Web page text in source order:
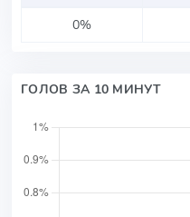
0%
ГОЛОВ ЗА 10 МИНУТ